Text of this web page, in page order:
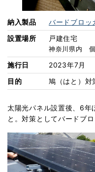
設置場所
製品
その他の製品
ニャンガード
受付：
納入製品
バードブロッ
設置場所
戸建住宅
神奈川県内
施行日
2023年7月
目的
鳩（はと）対
太陽光パネル設置後、6年
と。対策としてバードブロ